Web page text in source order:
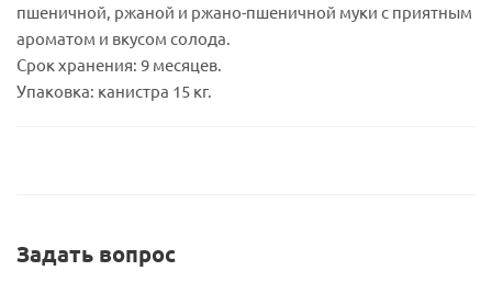
пшеничной, ржаной и ржано-пшеничной муки с приятным
ароматом и вкусом солода.
Срок хранения: 9 месяцев.
Упаковка: канистра 15 кг.
Задать вопрос